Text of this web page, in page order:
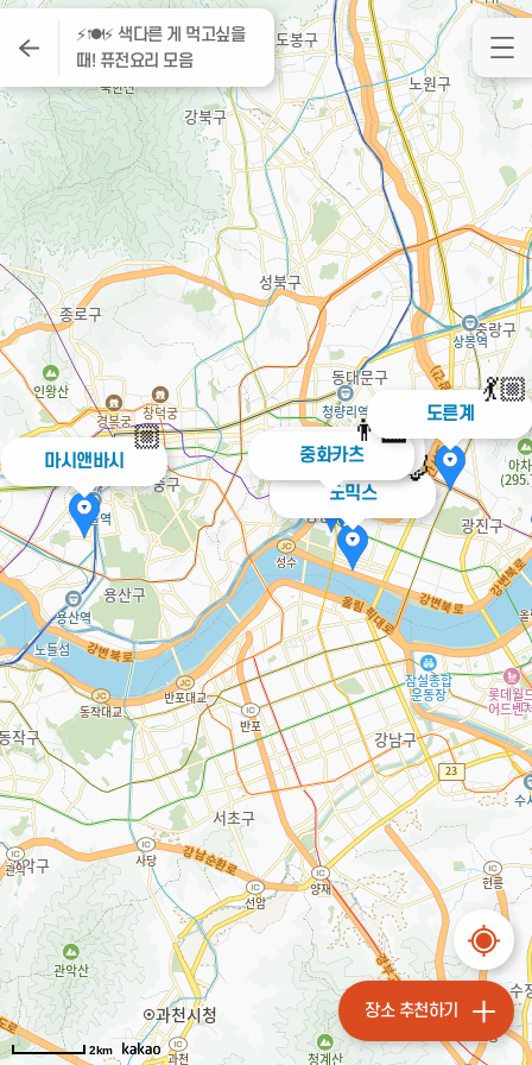
⚡️🍽⚡️ 색다른 게 먹고싶을
때! 퓨전요리 모음
도믹스
🦊
식당탕기
마시앤바시
🏼
중화카츠
👨‍🏫 도른계
💃🏼
2km
장소 추천하기